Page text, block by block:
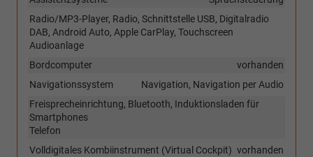
Radio/MP3-Player, Radio, Schnittstelle USB, Digitalradio
DAB, Android Auto, Apple CarPlay, Touchscreen
Audioanlage
vorhanden
Bordcomputer
Navigation, Navigation per Audio
Navigationssystem
Freisprecheinrichtung, Bluetooth, Induktionsladen für
Smartphones
Telefon
vorhanden
Volldigitales Kombiinstrument (Virtual Cockpit)